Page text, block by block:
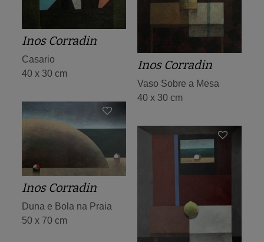
Inos Corradin
Casario
40 x 30 cm
Inos Corradin
Vaso Sobre a Mesa
40 x 30 cm
Inos Corradin
Duna e Bola na Praia
50 x 70 cm